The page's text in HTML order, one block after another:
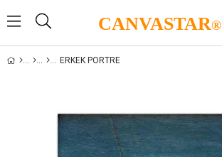
CANVASTAR®
ERKEK PORTRE